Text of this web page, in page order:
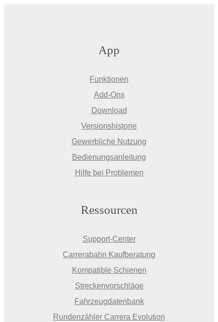
App
Funktionen
Add-Ons
Download
Versionshistorie
Gewerbliche Nutzung
Bedienungsanleitung
Hilfe bei Problemen
Ressourcen
Support-Center
Carrerabahn Kaufberatung
Kompatible Schienen
Streckenvorschläge
Fahrzeugdatenbank
Rundenzähler Carrera Evolution